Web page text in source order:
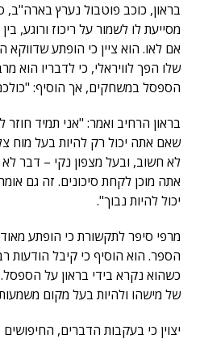
בראון, כוכב פוטבול נערץ
מסייעת לו לשמור על ריכוז ורוגע,
אם לאו. הוא ציין כי הופתע
שלו הפך לוויראלי, כי לדבריו הוא
הספסל במשחקים, אך הוסיף:
בראון הרחיב ואמר: "אני תמיד חוזר
שאם אתה יכול רק להיות בעל מוח
לא חשוב, ובעל מצפון נקי – דבר לא
אתה מוכן לקחת סיכונים. זה גם
יכול להיות נבוך".
מרפי סיפר לתקשורת כי הופתע
הספר. הוא הוסיף כי קיבל הודעות
כשהוא נקרא בידי בראון על
של מישהו ולהיות בעל מקום
יצוין כי בעקבות הדברים,